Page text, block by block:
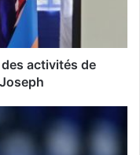
activités de